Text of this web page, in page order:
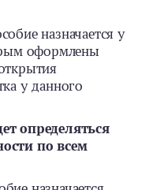
назначается у
оформлены
у данного
определяться
по всем